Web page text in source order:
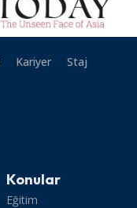
Kariyer
Staj
Konular
Eğitim